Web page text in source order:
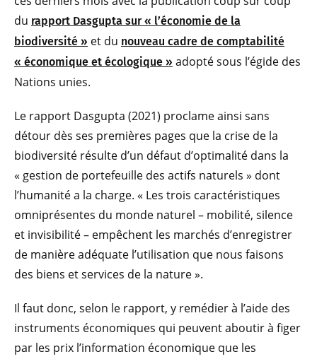
du rapport Dasgupta sur « l’économie de la
biodiversité » et du nouveau cadre de comptabilité
« économique et écologique » adopté sous l’égide des
Nations unies.
Le rapport Dasgupta (2021) proclame ainsi sans
détour dès ses premières pages que la crise de la
biodiversité résulte d’un défaut d’optimalité dans la
« gestion de portefeuille des actifs naturels » dont
l’humanité a la charge. « Les trois caractéristiques
omniprésentes du monde naturel – mobilité, silence
et invisibilité – empêchent les marchés d’enregistrer
de manière adéquate l’utilisation que nous faisons
des biens et services de la nature ».
Il faut donc, selon le rapport, y remédier à l’aide des
instruments économiques qui peuvent aboutir à figer
par les prix l’information économique que les